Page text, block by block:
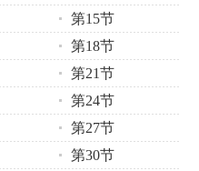
第15节
第18节
第21节
第24节
第27节
第30节